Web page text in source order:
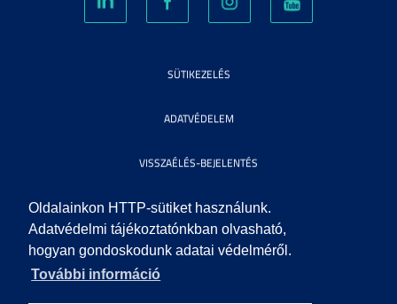
Oldalainkon HTTP-sütiket használunk.
Adatvédelmi tájékoztatónkban olvasható,
hogyan gondoskodunk adatai védelméről.
További információ
SÜTIKEZELÉS
ADATVÉDELEM
VISSZAÉLÉS-BEJELENTÉS
KÖZÉRDEKŰ ADATOK
IMPRESSZUM